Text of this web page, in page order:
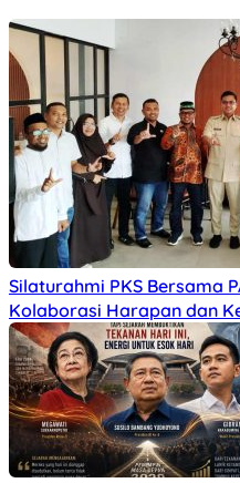
Silaturahmi PKS Bersama
Kolaborasi Harapan dan